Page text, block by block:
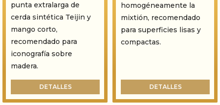
punta extralarga de
cerda sintética Teijin y
mango corto,
recomendado para
iconografía sobre
madera.
DETALLES
homogéneamente la
mixtión, recomendado
para superficies lisas y
compactas.
DETALLES